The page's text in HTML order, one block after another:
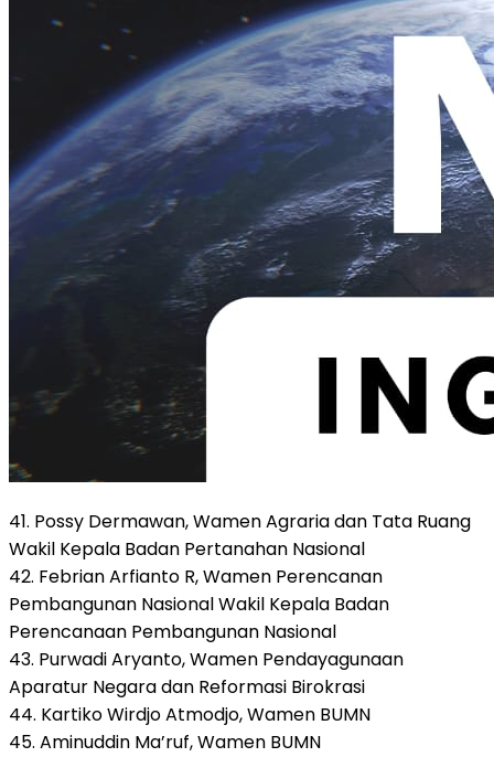
41. Possy Dermawan, Wamen Agraria dan Tata Ruang
Wakil Kepala Badan Pertanahan Nasional
42. Febrian Arfianto R, Wamen Perencanan
Pembangunan Nasional Wakil Kepala Badan
Perencanaan Pembangunan Nasional
43. Purwadi Aryanto, Wamen Pendayagunaan
Aparatur Negara dan Reformasi Birokrasi
44. Kartiko Wirdjo Atmodjo, Wamen BUMN
45. Aminuddin Ma’ruf, Wamen BUMN